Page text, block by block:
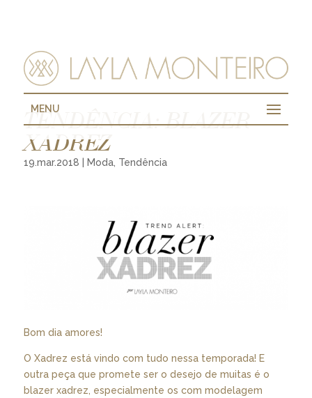
MENU
TENDÊNCIA: BLAZER
XADREZ
19.mar.2018 Moda, Tendência
Bom dia amores!
O Xadrez está vindo com tudo nessa temporada! E
outra peça que promete ser o desejo de muitas é o
blazer xadrez, especialmente os com modelagem